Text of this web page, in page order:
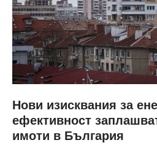
Нови изисквания за
ефективност
имоти в България